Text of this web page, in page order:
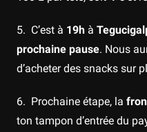
5. C’est à 19h à
prochaine pause. Nous
d’acheter des snacks sur
6. Prochaine étape, la
ton tampon d’entrée du